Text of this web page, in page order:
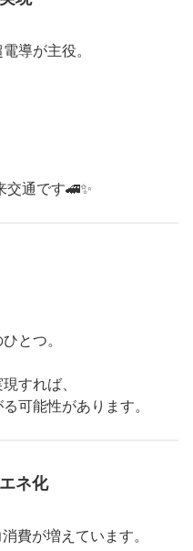
導が主役。
通です🚄✨
とつ。
すれば、
可能性があります。
ネ化
費が増えています。